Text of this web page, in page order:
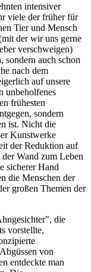
intensiver
viele der früher für
Tier und Mensch
der wir uns gerne
verschweigen)
sondern auch schon
nach dem
auf unsere
unbeholfenes
frühesten
sondern
ist. Nicht die
Kunstwerke
der Reduktion auf
Wand zum Leben
sicherer Hand
die Menschen der
großen Themen der
die
vorstellte,
von
entdeckte man